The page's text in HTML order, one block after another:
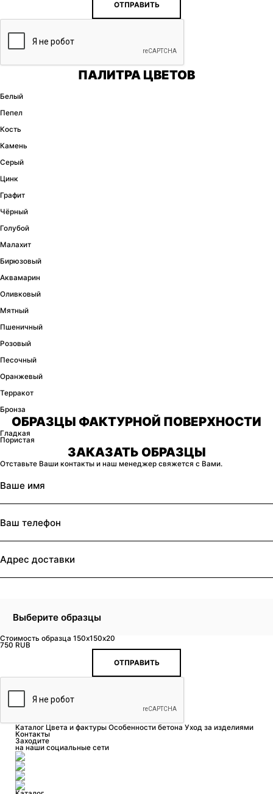
ОТПРАВИТЬ
ПАЛИТРА ЦВЕТОВ
Белый
Пепел
Кость
Камень
Серый
Цинк
Графит
Чёрный
Голубой
Малахит
Бирюзовый
Аквамарин
Оливковый
Мятный
Пшеничный
Розовый
Песочный
Оранжевый
Терракот
Бронза
ОБРАЗЦЫ ФАКТУРНОЙ ПОВЕРХНОСТИ
Гладкая
Пористая
ЗАКАЗАТЬ ОБРАЗЦЫ
Отставьте Ваши контакты и наш менеджер свяжется с Вами.
Выберите образцы
Стоимость образца 150x150x20
750 RUB
ОТПРАВИТЬ
Каталог Цвета и фактуры Особенности бетона Уход за изделиями
Контакты
Заходите
на наши социальные сети